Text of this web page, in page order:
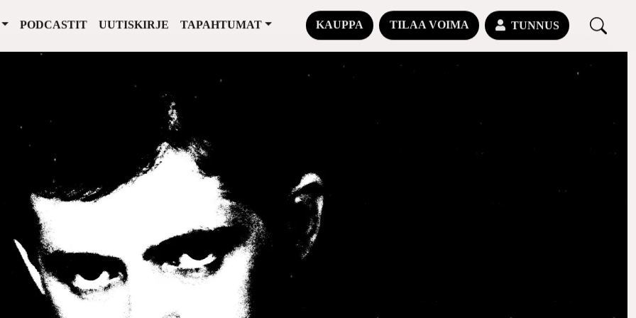
PODCASTIT UUTISKIRJE TAPAHTUMAT KAUPPA TILAA VOIMA TUNNUS